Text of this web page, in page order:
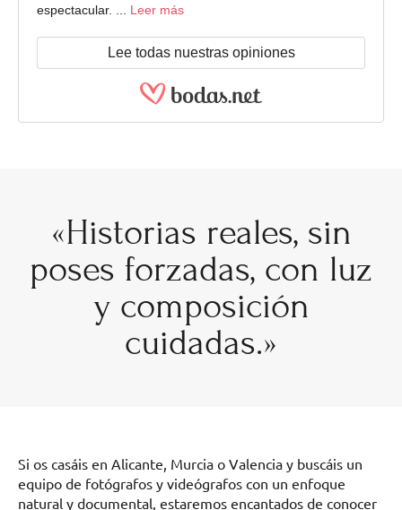
espectacular. ... Leer más
Lee todas nuestras opiniones
«Historias reales, sin
poses forzadas, con luz
y composición
cuidadas.»
Si os casáis en Alicante, Murcia o Valencia y buscáis un
equipo de fotógrafos y videógrafos con un enfoque
natural y documental, estaremos encantados de conocer